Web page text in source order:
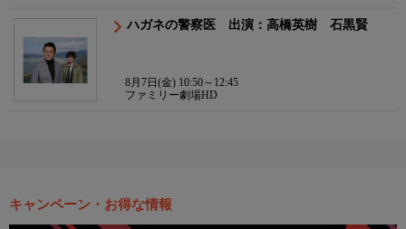
ハガネの警察医 出演：高橋英樹 石黒賢
8月7日(金) 10:50～12:45
ファミリー劇場HD
キャンペーン・お得な情報